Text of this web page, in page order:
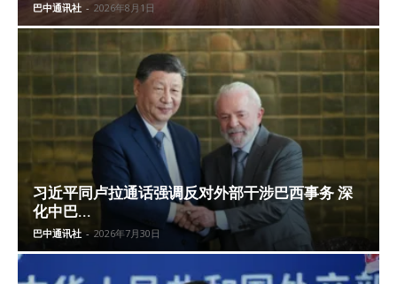
巴中通讯社 - 2026年8月1日
习近平同卢拉通话强调反对外部干涉巴西事务 深
化中巴...
巴中通讯社 - 2026年7月30日